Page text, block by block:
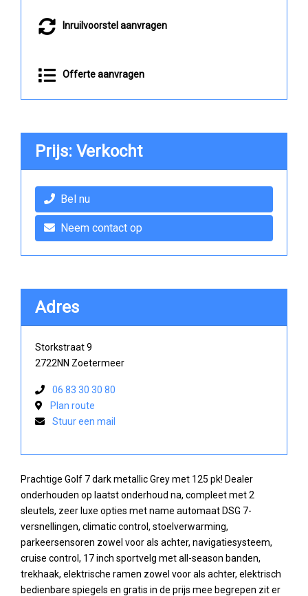
Inruilvoorstel aanvragen
Offerte aanvragen
Prachtige Golf 7 dark metallic Grey met 125 pk! Dealer
onderhouden op laatst onderhoud na, compleet met 2
sleutels, zeer luxe opties met name automaat DSG 7-
versnellingen, climatic control, stoelverwarming,
parkeersensoren zowel voor als achter, navigatiesysteem,
cruise control, 17 inch sportvelg met all-season banden,
trekhaak, elektrische ramen zowel voor als achter, elektrisch
bedienbare spiegels en gratis in de prijs mee begrepen zit er
Prijs: Verkocht
Bel nu
Neem contact op
Adres
Storkstraat 9
2722NN Zoetermeer
06 83 30 30 80
Plan route
Stuur een mail